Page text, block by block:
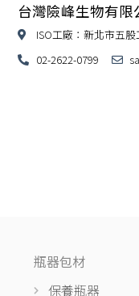
台灣險峰生物有限
ISO工廠：新北市五股
02-2622-0799
瓶器包材
保養瓶器